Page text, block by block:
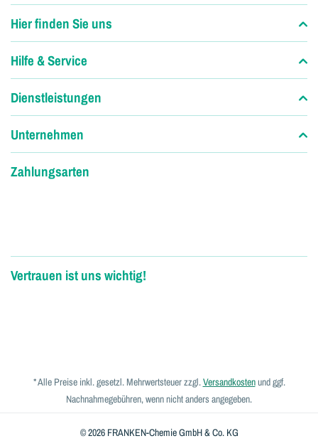
Hier finden Sie uns
Hilfe & Service
Dienstleistungen
Unternehmen
Zahlungsarten
Vertrauen ist uns wichtig!
* Alle Preise inkl. gesetzl. Mehrwertsteuer zzgl.Versandkostenund ggf.
Nachnahmegebühren, wenn nicht anders angegeben.
© 2026 FRANKEN-Chemie GmbH & Co. KG